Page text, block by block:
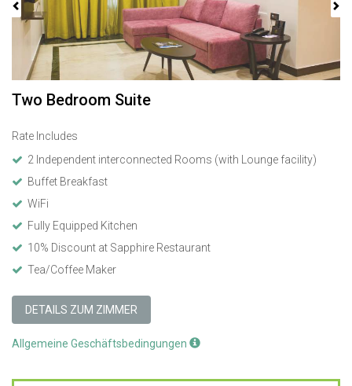
Two Bedroom Suite
Rate Includes
2 Independent interconnected Rooms (with Lounge facility)
Buffet Breakfast
WiFi
Fully Equipped Kitchen
10% Discount at Sapphire Restaurant
Tea/Coffee Maker
DETAILS ZUM ZIMMER
Allgemeine Geschäftsbedingungen